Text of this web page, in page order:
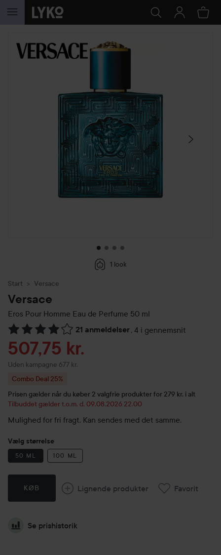
GÅ TIL INDHOLD
SPRING OVER SEKTIONEN
1 look
Start Versace
Versace
Eros Pour Homme Eau de Perfume 50 ml
21 anmeldelser, 4 i gennemsnit
Gå til Anmeldelser & kommentarer
Tilbudspris
507,75 kr.
Uden kampagne 677 kr.
Combo Deal 25%
Prisen gælder når du køber 2 valgfrie produkter for 279 kr. i alt
Tilbuddet gælder t.o.m. d. 09.08.2026 22.00
Mulighed for fri fragt. Kan sendes med det samme.
Vælg størrelse
50 ML 100 ML
KØB Lignende produkter Favorit
Se prishistorik